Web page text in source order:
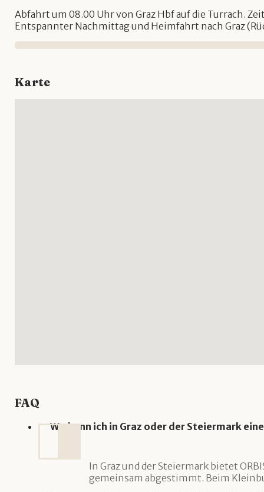
Abfahrt um 08.00 Uhr von Graz Hbf auf die Turrach.
Entspannter Nachmittag und Heimfahrt nach Graz
Karte
FAQ
Wo kann ich in Graz oder der Steiermark
In Graz und der Steiermark bietet
gemeinsam abgestimmt. Beim